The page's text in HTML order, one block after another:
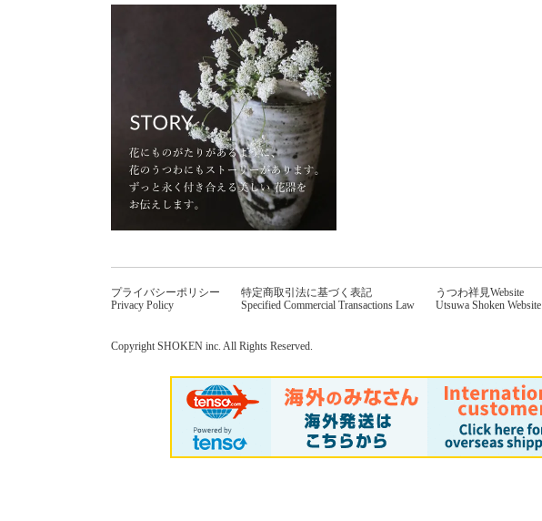
プライバシーポリシー
Privacy Policy
特定商取引法に基づく表記
Specified Commercial Transactions Law
うつわ祥見Website
Utsuwa Shoken Website
Copyright SHOKEN inc. All Rights Reserved.